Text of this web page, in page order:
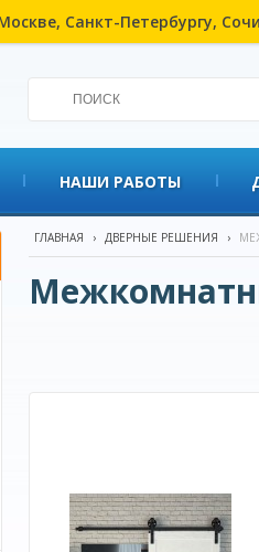
Санкт-Петербургу,
НАШИ РАБОТЫ
ГЛАВНАЯ › ДВЕРНЫЕ РЕШЕНИЯ ›